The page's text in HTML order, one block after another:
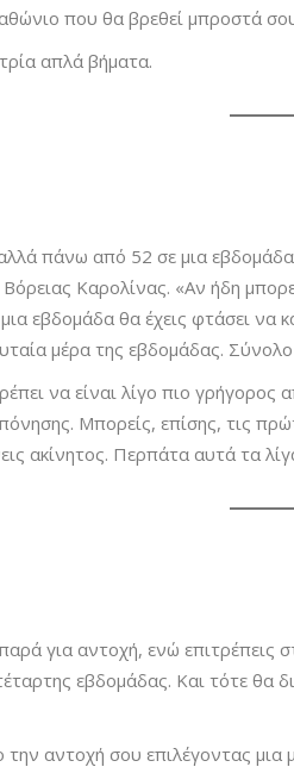
που θα βρεθεί μπροστά
απλά βήματα.
αλλά πάνω από 52 σε μια
Καρολίνας. «Αν ήδη
εβδομάδα θα έχεις φτάσει
μέρα της εβδομάδας.
να είναι λίγο πιο
Μπορείς, επίσης, τις
ακίνητος. Περπάτα αυτά τα
για αντοχή, ενώ
εβδομάδας. Και τότε
αντοχή σου επιλέγοντας μια